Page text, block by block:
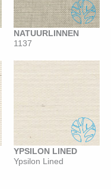
NATUURLINNEN
1137
YPSILON LINED
Ypsilon Lined